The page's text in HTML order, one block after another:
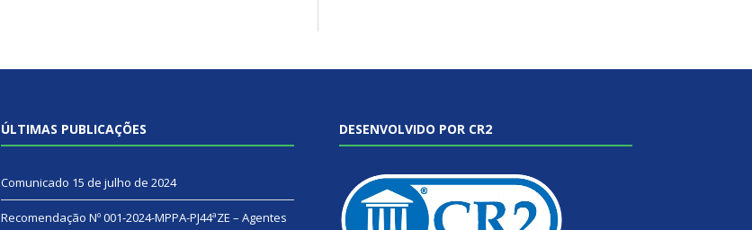
ÚLTIMAS PUBLICAÇÕES
Comunicado 15 de julho de 2024
Recomendação Nº 001-2024-MPPA-PJ44ªZE – Agentes
DESENVOLVIDO POR CR2